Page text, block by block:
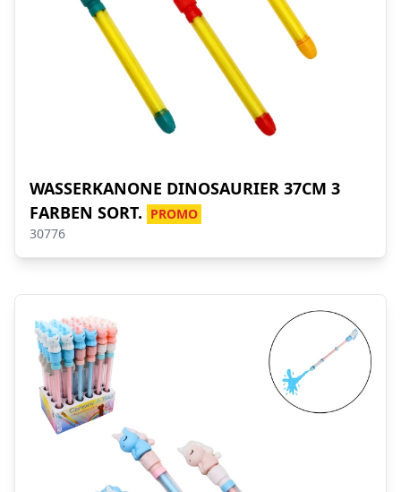
WASSERKANONE DINOSAURIER 37CM 3
FARBEN SORT. PROMO
30776